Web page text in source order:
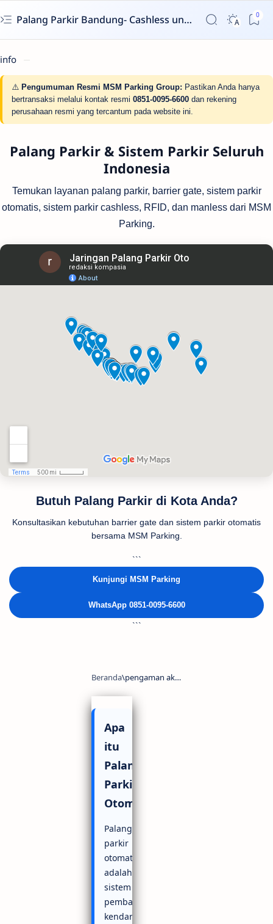
Palang Parkir Bandung- Cashless untuk Perumahan & Gedung | MSM Parking
info
⚠️ Pengumuman Resmi MSM Parking Group: Pastikan Anda hanya
bertransaksi melalui kontak resmi 0851-0095-6600 dan rekening
perusahaan resmi yang tercantum pada website ini.
Palang Parkir & Sistem Parkir Seluruh
Indonesia
Temukan layanan palang parkir, barrier gate, sistem parkir
otomatis, sistem parkir cashless, RFID, dan manless dari MSM
Parking.
Butuh Palang Parkir di Kota Anda?
Konsultasikan kebutuhan barrier gate dan sistem parkir otomatis
bersama MSM Parking.
```
Kunjungi MSM Parking
WhatsApp 0851-0095-6600
```
Apa
itu
Palang
Parkir
Otomatis?
Palang
parkir
otomatis
adalah
sistem
pembatas
kendaraan